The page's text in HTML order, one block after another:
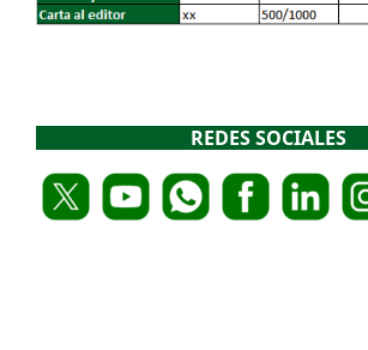
REDES SOCIALES